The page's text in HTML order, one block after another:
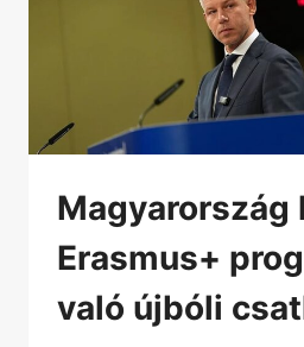
Magyarország
Erasmus+
való újbóli